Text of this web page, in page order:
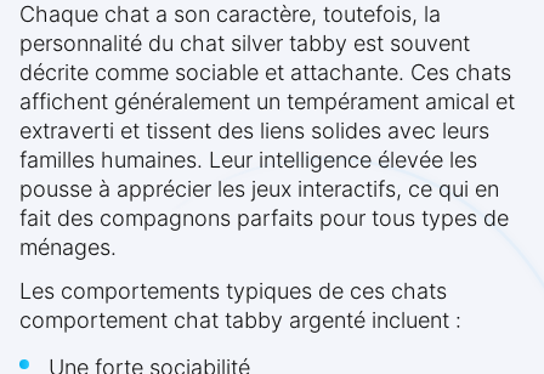
Chaque chat a son caractère, toutefois, la
personnalité du chat silver tabby est souvent
décrite comme sociable et attachante. Ces chats
affichent généralement un tempérament amical et
extraverti et tissent des liens solides avec leurs
familles humaines. Leur intelligence élevée les
pousse à apprécier les jeux interactifs, ce qui en
fait des compagnons parfaits pour tous types de
ménages.
Les comportements typiques de ces chats
comportement chat tabby argenté incluent :
Une forte sociabilité